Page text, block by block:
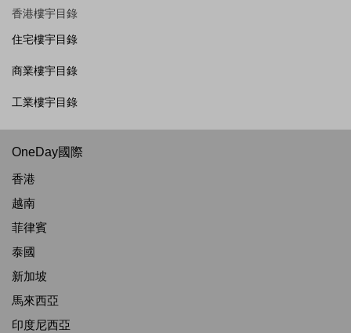
香港樓宇目錄
住宅樓宇目錄
商業樓宇目錄
工業樓宇目錄
OneDay國際
香港
越南
菲律賓
泰國
新加坡
馬來西亞
印度尼西亞